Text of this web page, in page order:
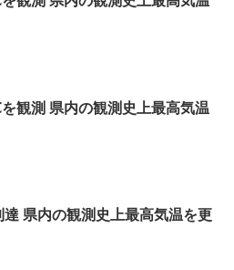
観測 県内の観測史上最高気温
県内の観測史上最高気温を更